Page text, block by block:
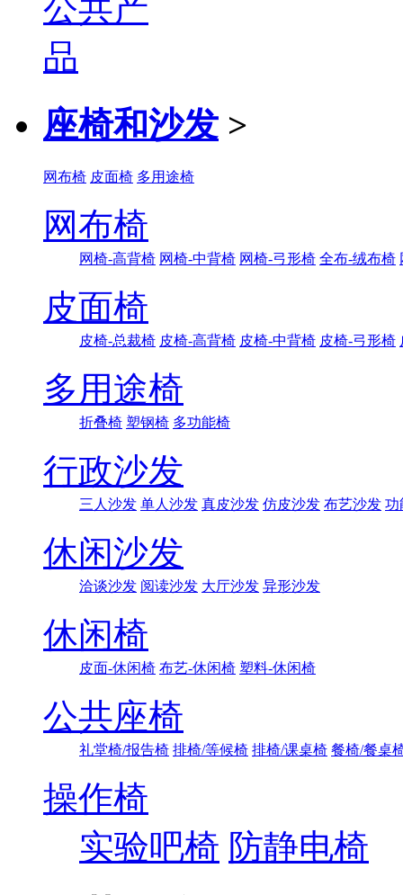
座椅和沙发 >
网布椅 皮面椅 多用途椅
网布椅
网椅-高背椅 网椅-中背椅 网椅-弓形椅 全布-绒布椅
皮面椅
皮椅-总裁椅 皮椅-高背椅 皮椅-中背椅 皮椅-弓形椅
多用途椅
折叠椅 塑钢椅 多功能椅
行政沙发
三人沙发 单人沙发 真皮沙发 仿皮沙发 布艺沙发 功
休闲沙发
洽谈沙发 阅读沙发 大厅沙发 异形沙发
休闲椅
皮面-休闲椅 布艺-休闲椅 塑料-休闲椅
公共座椅
礼堂椅/报告椅 排椅/等候椅 排椅/课桌椅 餐椅/餐桌
操作椅
实验吧椅 防静电椅